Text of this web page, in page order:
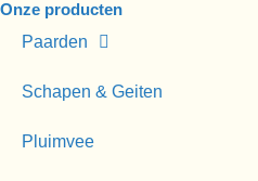
Onze producten
Paarden
Schapen & Geiten
Pluimvee